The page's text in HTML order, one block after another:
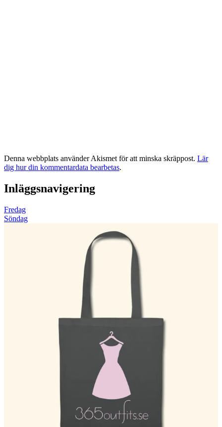
Denna webbplats använder Akismet för att minska skräppost. Lär
dig hur din kommentardata bearbetas.
Inläggsnavigering
Fredag
Söndag